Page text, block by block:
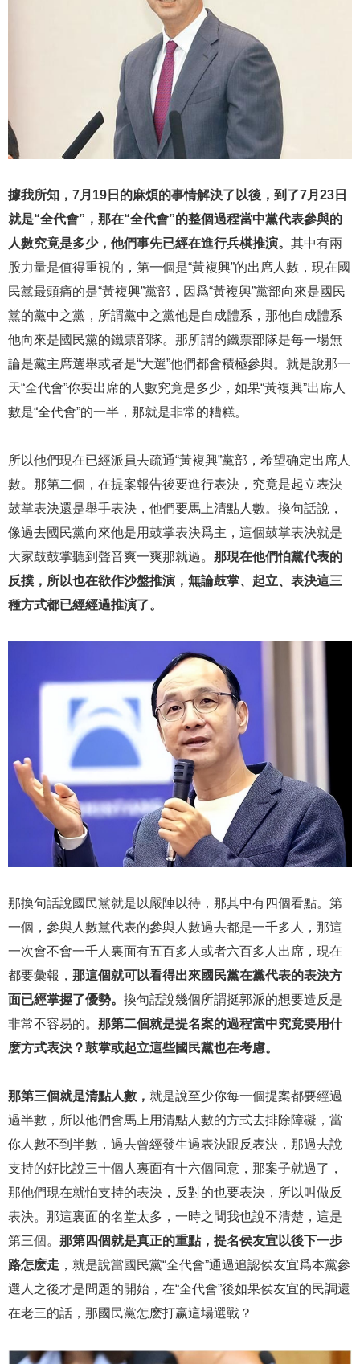
據我所知，7月19日的麻煩的事情解決了以後，到了7月23日
就是“全代會”，那在“全代會”的整個過程當中黨代表參與的
人數究竟是多少，他們事先已經在進行兵棋推演。 其中有兩
股力量是值得重視的，第一個是“黃複興”的出席人數，現在國
民黨最頭痛的是“黃複興”黨部，因爲“黃複興”黨部向來是國民
黨的黨中之黨，所謂黨中之黨他是自成體系，那他自成體系
他向來是國民黨的鐵票部隊。那所謂的鐵票部隊是每一場無
論是黨主席選舉或者是“大選”他們都會積極參與。就是說那一
天“全代會”你要出席的人數究竟是多少，如果“黃複興”出席人
數是“全代會”的一半，那就是非常的糟糕。
所以他們現在已經派員去疏通“黃複興”黨部，希望确定出席人
數。那第二個，在提案報告後要進行表決，究竟是起立表決
鼓掌表決還是舉手表決，他們要馬上清點人數。換句話說，
像過去國民黨向來他是用鼓掌表決爲主，這個鼓掌表決就是
大家鼓鼓掌聽到聲音爽一爽那就過。 那現在他們怕黨代表的
反撲，所以也在欲作沙盤推演，無論鼓掌、起立、表決這三
種方式都已經經過推演了。
那換句話說國民黨就是以嚴陣以待，那其中有四個看點。第
一個，參與人數黨代表的參與人數過去都是一千多人，那這
一次會不會一千人裏面有五百多人或者六百多人出席，現在
都要彙報， 那這個就可以看得出來國民黨在黨代表的表決方
面已經掌握了優勢。 換句話說幾個所謂挺郭派的想要造反是
非常不容易的。 那第二個就是提名案的過程當中究竟要用什
麽方式表決？鼓掌或起立這些國民黨也在考慮。
那第三個就是清點人數， 就是說至少你每一個提案都要經過
過半數，所以他們會馬上用清點人數的方式去排除障礙，當
你人數不到半數，過去曾經發生過表決跟反表決，那過去說
支持的好比說三十個人裏面有十六個同意，那案子就過了，
那他們現在就怕支持的表決，反對的也要表決，所以叫做反
表決。那這裏面的名堂太多，一時之間我也說不清楚，這是
第三個。 那第四個就是真正的重點，提名侯友宜以後下一步
路怎麽走 ，就是說當國民黨“全代會”通過追認侯友宜爲本黨參
選人之後才是問題的開始，在“全代會”後如果侯友宜的民調還
在老三的話，那國民黨怎麽打赢這場選戰？